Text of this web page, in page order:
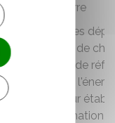
effet de serre
Montant des
théoriques de
(et l'année de
des prix de
utilisés pour établir
cette estimation).